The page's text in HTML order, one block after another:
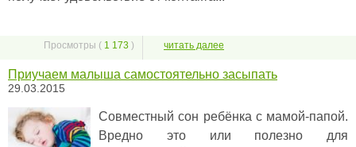
Просмотры ( 1 173 ) читать далее
Приучаем малыша самостоятельно засыпать
29.03.2015
Совместный сон ребёнка с мамой-папой.
Вредно это или полезно для